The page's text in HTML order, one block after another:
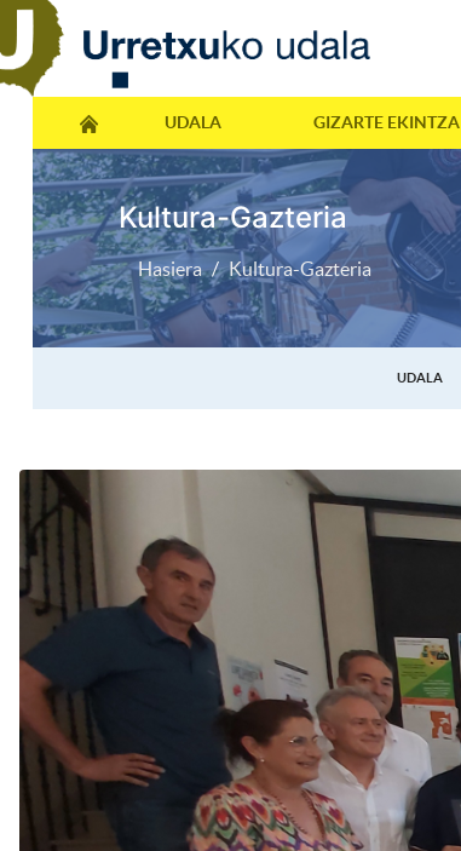
UDALA GIZARTE EKINTZA
Kultura-Gazteria
Hasiera Kultura-Gazteria
UDALA